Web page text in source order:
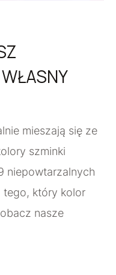
mieszają się ze
szminki
niepowtarzalnych
tego, który kolor
nasze